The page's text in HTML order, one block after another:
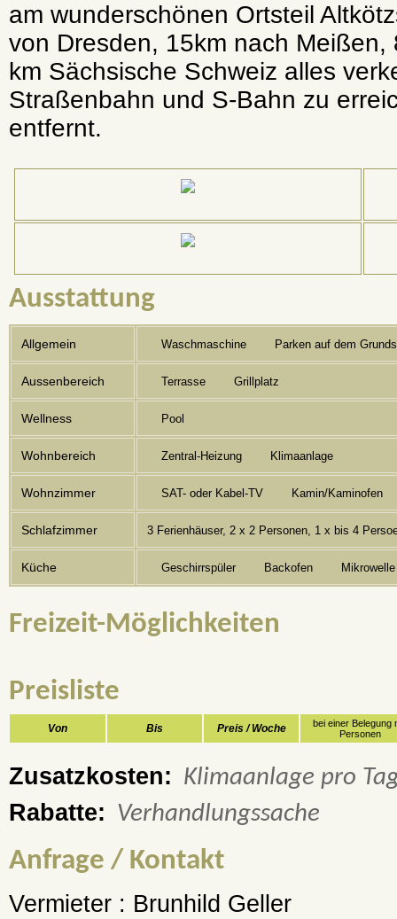
am wunderschönen Ortsteil
von Dresden, 15km nach
km Sächsische Schweiz alles
Straßenbahn und S-Bahn zu
entfernt.
Ausstattung
Allgemein Waschmaschine Parken auf dem
Aussenbereich Terrasse Grillplatz
Wellness Pool
Wohnbereich Zentral-Heizung Klimaanlage
Wohnzimmer SAT- oder Kabel-TV Kamin/Kaminofen
Schlafzimmer 3 Ferienhäuser, 2 x 2 Personen, 1 x bis 4
Küche Geschirrspüler Backofen Mikrowelle
Freizeit-Möglichkeiten
Preisliste
Von Bis Preis / Woche
bei einer Belegung
Personen
Zusatzkosten: Klimaanlage pro
Rabatte: Verhandlungssache
Anfrage / Kontakt
Vermieter : Brunhild Geller